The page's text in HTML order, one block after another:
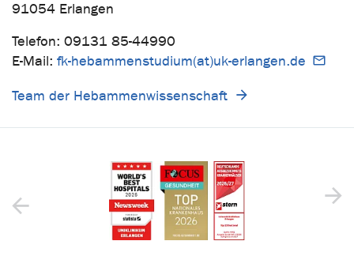
91054 Erlangen
Telefon: 09131 85-44990
E-Mail: fk-hebammenstudium(at)uk-erlangen.de
Team der Hebammenwissenschaft